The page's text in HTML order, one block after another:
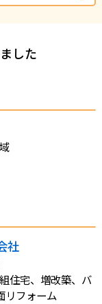
した
社
住宅、増改築、バ
リフォーム